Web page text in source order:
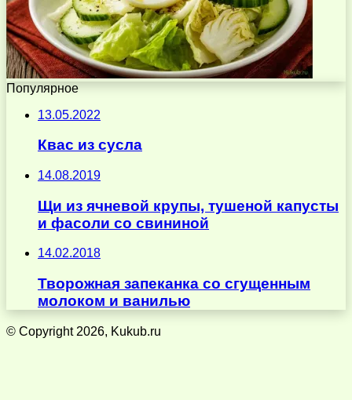
Популярное
13.05.2022
Квас из сусла
14.08.2019
Щи из ячневой крупы, тушеной капусты
и фасоли со свининой
14.02.2018
Творожная запеканка со сгущенным
молоком и ванилью
© Copyright 2026, Kukub.ru